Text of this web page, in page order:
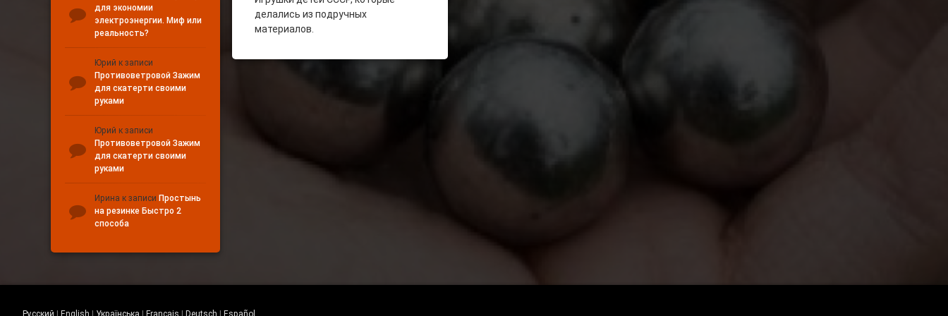
делались из подручных
материалов.
для экономии
электроэнергии. Миф или
реальность?
Юрий к записи
Противоветровой Зажим
для скатерти своими
руками
Юрий к записи
Противоветровой Зажим
для скатерти своими
руками
Ирина к записи Простынь
на резинке Быстро 2
способа
Русский English Українська Français Deutsch Español